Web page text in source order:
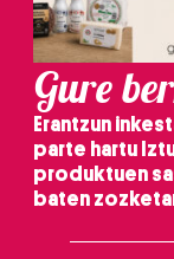
Gure
Erantzun
parte hartu
produktuen
baten